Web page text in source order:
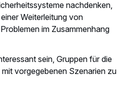
nachdenken,
Weiterleitung von
im Zusammenhang
sein, Gruppen für die
vorgegebenen Szenarien zu